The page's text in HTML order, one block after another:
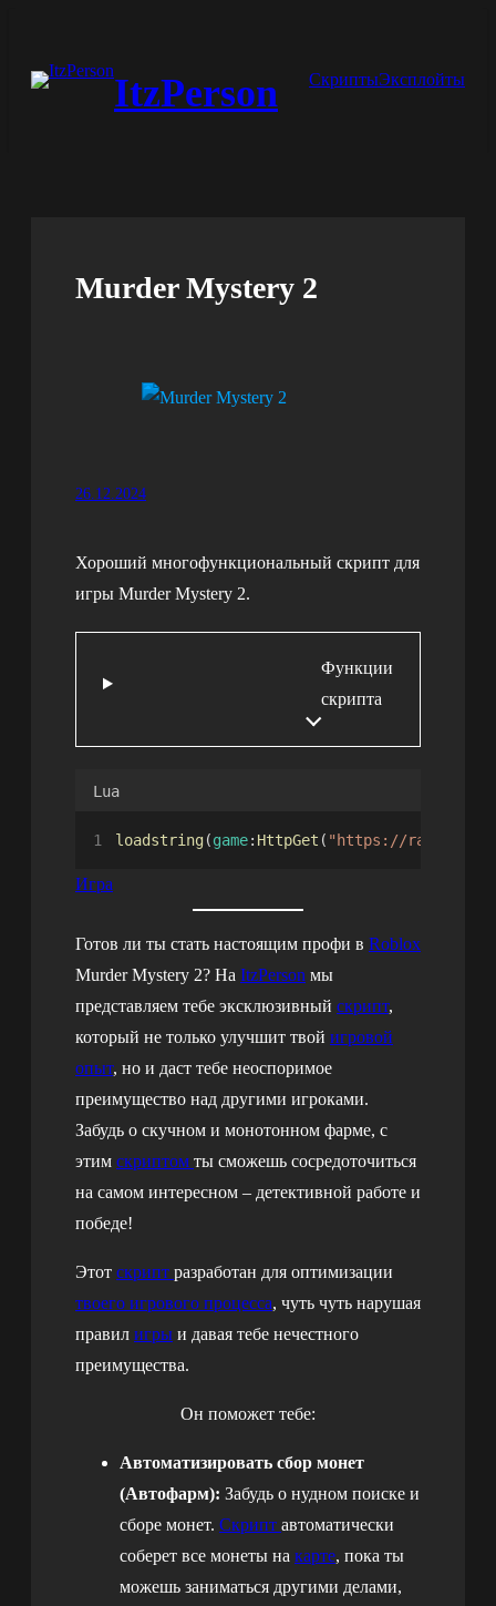
содержимомуItzPerson СкриптыЭксплойты
Murder Mystery 2
26.12.2024
Хороший многофункциональный скрипт для
игры Murder Mystery 2.
Функции
скрипта
Lua
loadstring(game: HttpGet ( "https://
Игра
Готов ли ты стать настоящим профи в Roblox
Murder Mystery 2? На ItzPerson мы
представляем тебе эксклюзивный скрипт,
который не только улучшит твой игровой
опыт, но и даст тебе неоспоримое
преимущество над другими игроками.
Забудь о скучном и монотонном фарме, с
этим скриптом ты сможешь сосредоточиться
на самом интересном – детективной работе и
победе!
Этот скрипт разработан для оптимизации
твоего игрового процесса, чуть чуть нарушая
правил игры и давая тебе нечестного
преимущества.
Он поможет тебе:
Автоматизировать сбор монет
(Автофарм): Забудь о нудном поиске и
сборе монет. Скрипт автоматически
соберет все монеты на карте, пока ты
можешь заниматься другими делами,